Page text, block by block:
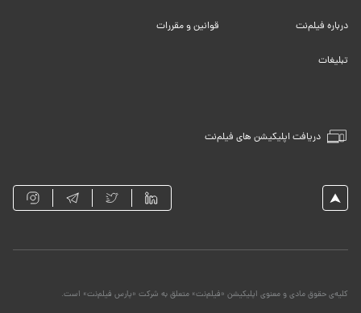
دریافت اپلیکیشن های فیلم‌نت
درباره فیلم‌نت قوانین و مقررات
تبلیغات
کلیه‌ی حقوق مادی و معنوی اپلیکیشن «فیلم‌نت» متعلق به شرکت «پارس فیلم‌نت» است.